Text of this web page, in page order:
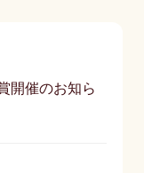
開催のお知ら